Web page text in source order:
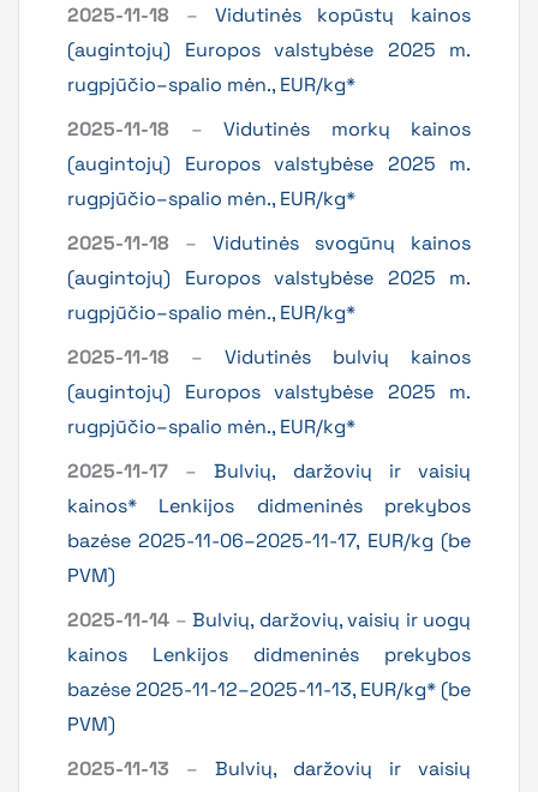
2025-11-18 – Vidutinės kopūstų kainos
(augintojų) Europos valstybėse 2025 m.
rugpjūčio–spalio mėn., EUR/kg*
2025-11-18 – Vidutinės morkų kainos
(augintojų) Europos valstybėse 2025 m.
rugpjūčio–spalio mėn., EUR/kg*
2025-11-18 – Vidutinės svogūnų kainos
(augintojų) Europos valstybėse 2025 m.
rugpjūčio–spalio mėn., EUR/kg*
2025-11-18 – Vidutinės bulvių kainos
(augintojų) Europos valstybėse 2025 m.
rugpjūčio–spalio mėn., EUR/kg*
2025-11-17 –Bulvių, daržovių ir vaisių
kainos* Lenkijos didmeninės prekybos
bazėse 2025-11-06–2025-11-17, EUR/kg (be
PVM)
2025-11-14 – Bulvių, daržovių, vaisių ir uogų
kainos Lenkijos didmeninės prekybos
bazėse 2025-11-12–2025-11-13, EUR/kg* (be
PVM)
2025-11-13 – Bulvių, daržovių ir vaisių